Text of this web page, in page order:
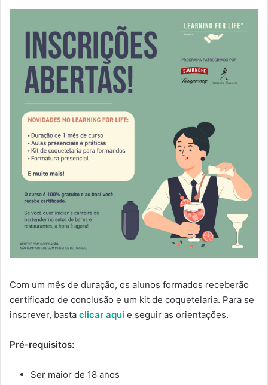
Com um mês de duração, os alunos formados receberão
certificado de conclusão e um kit de coquetelaria. Para se
inscrever, basta clicar aqui e seguir as orientações.
Pré-requisitos:
Ser maior de 18 anos